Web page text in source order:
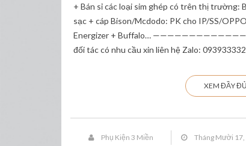
+ Bán sỉ các loại sim ghép có trên thị trường:
sạc + cáp Bison/Mcdodo: PK cho IP/SS/
Energizer + Buffalo…
đối tác có nhu cầu xin liên hệ Zalo:
XEM ĐẦY ĐỦ
Phụ Kiện 3 Miền Tháng Mười